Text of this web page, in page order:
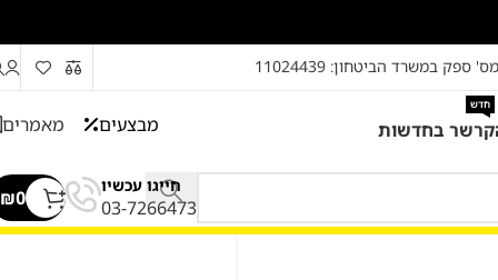
ספק במשרד הביטחון: 11024439
קרשר בחדשות
חדש
מבצעים מאמרים
חייגו עכשיו
03-7266473
₪0